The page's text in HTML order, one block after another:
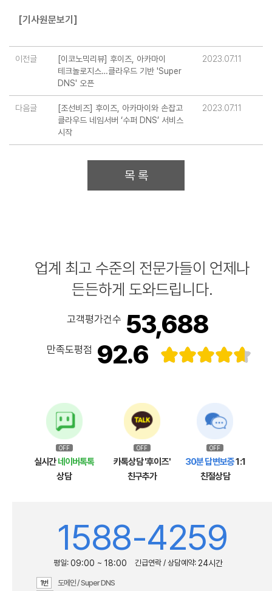
[기사원문보기]
이전글
[이코노믹리뷰] 후이즈, 아카마이
테크놀로지스…클라우드 기반 'Super
DNS' 오픈
2023.07.11
다음글
[조선비즈] 후이즈, 아카마이와 손잡고
클라우드 네임서버 ‘수퍼 DNS’ 서비스
시작
2023.07.11
업계 최고 수준의 전문가들이 언제나
든든하게 도와드립니다.
고객평가건수 53,688
만족도평점 92.6
OFF
실시간네이버톡톡
상담
OFF
카톡상담 '후이즈'
친구추가
OFF
30분 답변보증1:1
친절상담
1588-4259
평일: 09:00 ~ 18:00 긴급연락 / 상담예약: 24시간
1번 도메인 / Super DNS